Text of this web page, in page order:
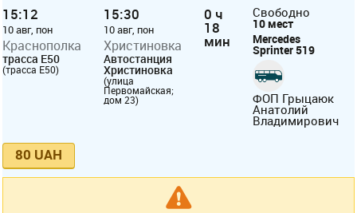
15:12
10 авг, пон
Краснополка
трасса E50
(трасса E50)
15:30
10 авг, пон
Христиновка
Автостанция
Христиновка
(улица
Первомайская;
дом 23)
0 ч
18
мин
Свободно
10 мест
Mercedes
Sprinter 519
ФОП Грыцаюк
Анатолий
Владимирович
80 UAH